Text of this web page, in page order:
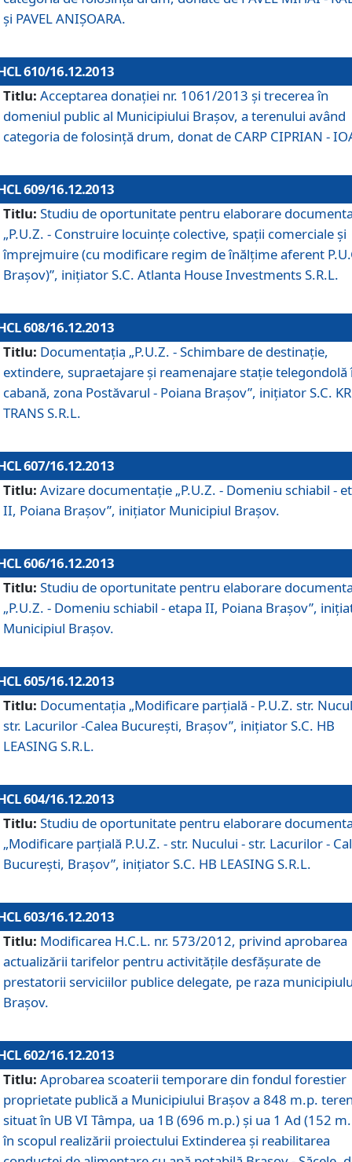
şi PAVEL ANIŞOARA.
610/16.12.2013
Titlu: Acceptarea donaţiei nr. 1061/2013 şi trecerea în
domeniul public al Municipiului Braşov, a terenului având
categoria de folosinţă drum, donat de CARP CIPRIAN -
609/16.12.2013
Titlu: Studiu de oportunitate pentru elaborare
„P.U.Z. - Construire locuinţe colective, spaţii comerciale şi
împrejmuire (cu modificare regim de înălţime aferent
Braşov)”, iniţiator S.C. Atlanta House Investments S.R.L.
608/16.12.2013
Titlu: Documentaţia „P.U.Z. - Schimbare de destinaţie,
extindere, supraetajare şi reamenajare staţie telegondolă
cabană, zona Postăvarul - Poiana Braşov”, iniţiator S.C.
TRANS S.R.L.
607/16.12.2013
Titlu: Avizare documentaţie „P.U.Z. - Domeniu schiabil -
II, Poiana Braşov”, iniţiator Municipiul Braşov.
606/16.12.2013
Titlu: Studiu de oportunitate pentru elaborare
„P.U.Z. - Domeniu schiabil - etapa II, Poiana Braşov”,
Municipiul Braşov.
605/16.12.2013
Titlu: Documentaţia „Modificare parţială - P.U.Z. str.
str. Lacurilor -Calea Bucureşti, Braşov”, iniţiator S.C. HB
LEASING S.R.L.
604/16.12.2013
Titlu: Studiu de oportunitate pentru elaborare
„Modificare parţială P.U.Z. - str. Nucului - str. Lacurilor -
Bucureşti, Braşov”, iniţiator S.C. HB LEASING S.R.L.
603/16.12.2013
Titlu: Modificarea H.C.L. nr. 573/2012, privind aprobarea
actualizării tarifelor pentru activităţile desfăşurate de
prestatorii serviciilor publice delegate, pe raza
Braşov.
602/16.12.2013
Titlu: Aprobarea scoaterii temporare din fondul forestier
proprietate publică a Municipiului Braşov a 848 m.p.
situat în UB VI Tâmpa, ua 1B (696 m.p.) şi ua 1 Ad (152
în scopul realizării proiectului Extinderea şi reabilitarea